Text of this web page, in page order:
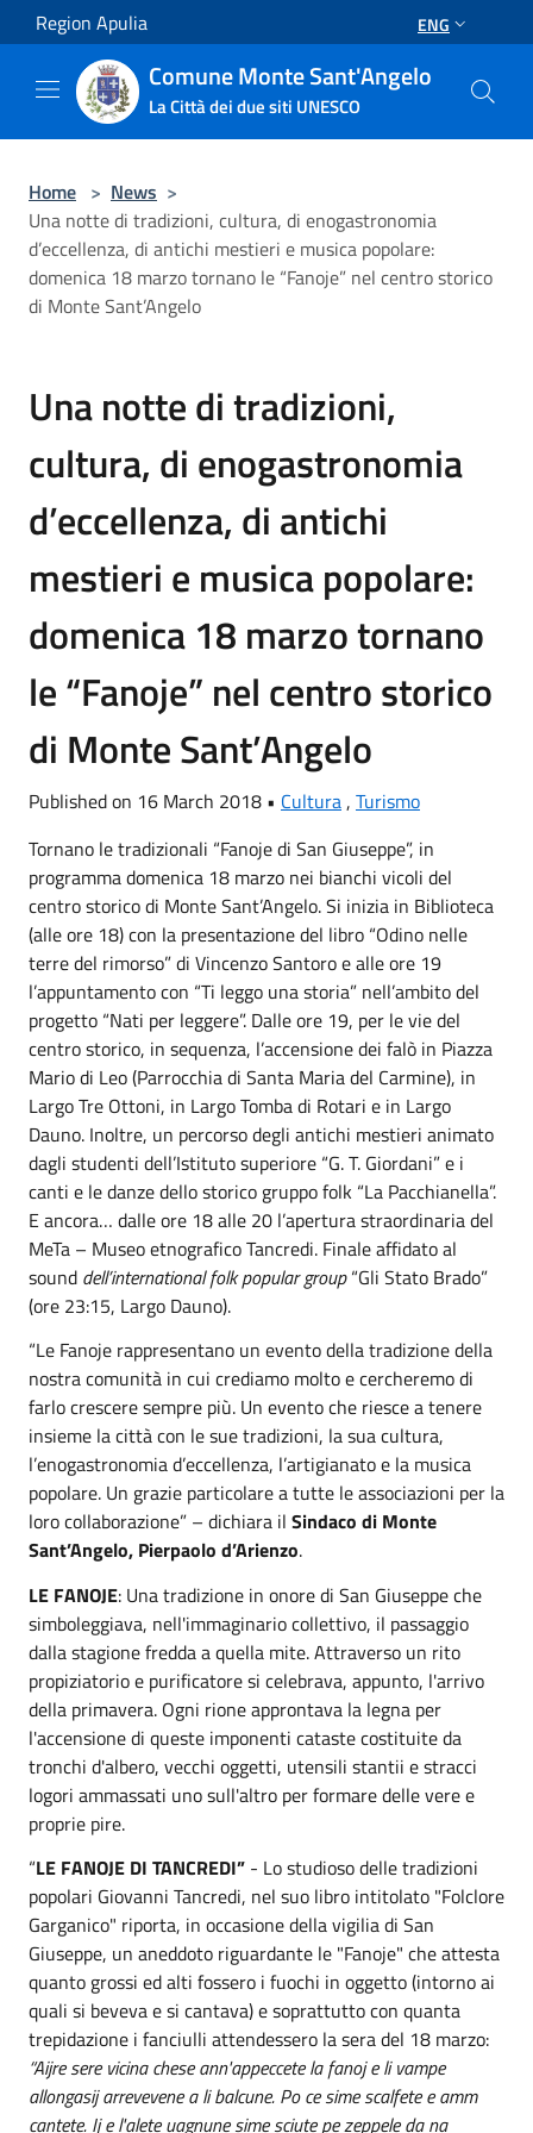
Salta al contenuto principale
Region Apulia ENG
Comune Monte Sant'Angelo
La Città dei due siti UNESCO
Home > News >
Una notte di tradizioni, cultura, di enogastronomia
d’eccellenza, di antichi mestieri e musica popolare:
domenica 18 marzo tornano le “Fanoje” nel centro storico
di Monte Sant’Angelo
Una notte di tradizioni,
cultura, di enogastronomia
d’eccellenza, di antichi
mestieri e musica popolare:
domenica 18 marzo tornano
le “Fanoje” nel centro storico
di Monte Sant’Angelo
Published on 16 March 2018 • Cultura, Turismo
Tornano le tradizionali “Fanoje di San Giuseppe”, in
programma domenica 18 marzo nei bianchi vicoli del
centro storico di Monte Sant’Angelo. Si inizia in Biblioteca
(alle ore 18) con la presentazione del libro “Odino nelle
terre del rimorso” di Vincenzo Santoro e alle ore 19
l’appuntamento con “Ti leggo una storia” nell’ambito del
progetto “Nati per leggere”. Dalle ore 19, per le vie del
centro storico, in sequenza, l’accensione dei falò in Piazza
Mario di Leo (Parrocchia di Santa Maria del Carmine), in
Largo Tre Ottoni, in Largo Tomba di Rotari e in Largo
Dauno. Inoltre, un percorso degli antichi mestieri animato
dagli studenti dell’Istituto superiore “G. T. Giordani” e i
canti e le danze dello storico gruppo folk “La Pacchianella”.
E ancora… dalle ore 18 alle 20 l’apertura straordinaria del
MeTa – Museo etnografico Tancredi. Finale affidato al
sound dell’international folk popular group“Gli Stato Brado”
(ore 23:15, Largo Dauno).
“Le Fanoje rappresentano un evento della tradizione della
nostra comunità in cui crediamo molto e cercheremo di
farlo crescere sempre più. Un evento che riesce a tenere
insieme la città con le sue tradizioni, la sua cultura,
l’enogastronomia d’eccellenza, l’artigianato e la musica
popolare. Un grazie particolare a tutte le associazioni per la
loro collaborazione” – dichiara il Sindaco di Monte
Sant’Angelo, Pierpaolo d’Arienzo.
LE FANOJE: Una tradizione in onore di San Giuseppe che
simboleggiava, nell'immaginario collettivo, il passaggio
dalla stagione fredda a quella mite. Attraverso un rito
propiziatorio e purificatore si celebrava, appunto, l'arrivo
della primavera. Ogni rione approntava la legna per
l'accensione di queste imponenti cataste costituite da
tronchi d'albero, vecchi oggetti, utensili stantii e stracci
logori ammassati uno sull'altro per formare delle vere e
proprie pire.
“LE FANOJE DI TANCREDI” - Lo studioso delle tradizioni
popolari Giovanni Tancredi, nel suo libro intitolato "Folclore
Garganico" riporta, in occasione della vigilia di San
Giuseppe, un aneddoto riguardante le "Fanoje" che attesta
quanto grossi ed alti fossero i fuochi in oggetto (intorno ai
quali si beveva e si cantava) e soprattutto con quanta
trepidazione i fanciulli attendessero la sera del 18 marzo:
“Aijre sere vicina chese ann'appeccete la fanoj e li vampe
allongasij arrevevene a li balcune. Po ce sime scalfete e amm
cantete. Ij e l'alete uagnune sime sciute pe zeppele da na